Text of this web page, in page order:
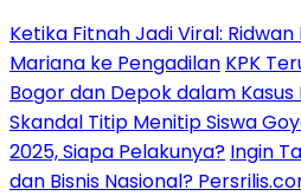
Ketika Fitnah Jadi Viral: Ridwan
Mariana ke Pengadilan KPK
Bogor dan Depok dalam Kasus
Skandal Titip Menitip Siswa
2025, Siapa Pelakunya? Ingin
dan Bisnis Nasional?